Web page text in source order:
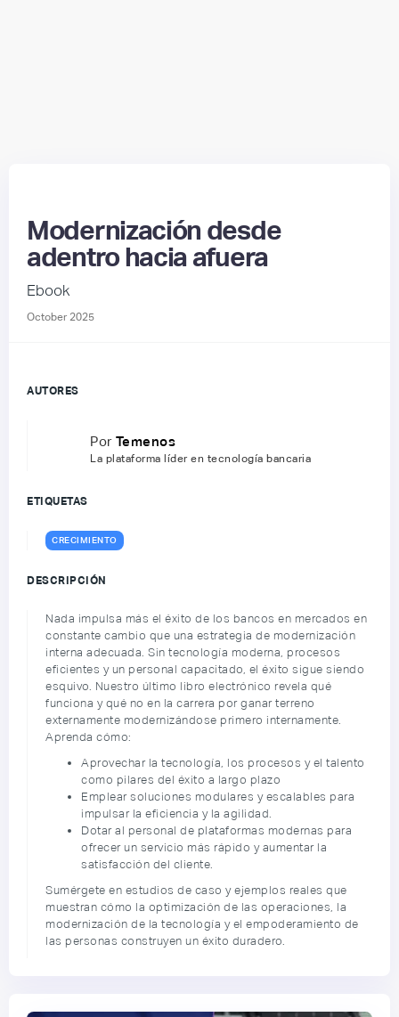
Modernización desde
adentro hacia afuera
Ebook
October 2025
AUTORES
Por Temenos
La plataforma líder en tecnología bancaria
ETIQUETAS
CRECIMIENTO
DESCRIPCIÓN
Nada impulsa más el éxito de los bancos en mercados en
constante cambio que una estrategia de modernización
interna adecuada. Sin tecnología moderna, procesos
eficientes y un personal capacitado, el éxito sigue siendo
esquivo. Nuestro último libro electrónico revela qué
funciona y qué no en la carrera por ganar terreno
externamente modernizándose primero internamente.
Aprenda cómo:
Aprovechar la tecnología, los procesos y el talento
como pilares del éxito a largo plazo
Emplear soluciones modulares y escalables para
impulsar la eficiencia y la agilidad.
Dotar al personal de plataformas modernas para
ofrecer un servicio más rápido y aumentar la
satisfacción del cliente.
Sumérgete en estudios de caso y ejemplos reales que
muestran cómo la optimización de las operaciones, la
modernización de la tecnología y el empoderamiento de
las personas construyen un éxito duradero.